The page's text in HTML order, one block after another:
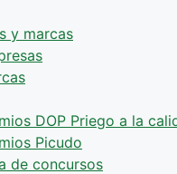
y marcas
DOP Priego a la
Picudo
de concursos